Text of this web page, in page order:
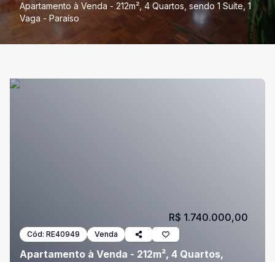
Apartamento à Venda - 212m², 4 Quartos, sendo 1 Suíte, 1
Vaga - Paraíso
Cód: RE40949 Venda
Apartamento à Venda - 212m², 4 Quartos,
R$ 1.740.000,00